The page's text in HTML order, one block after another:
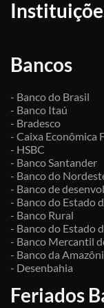
Bancos
- Banco do Brasil
- Banco Itaú
- Bradesco
- Caixa Econômica
- HSBC
- Banco Santander
- Banco do
- Banco de
- Banco do Estado
- Banco Rural
- Banco do Estado
- Banco Mercantil
- Banco da
- Desenbahia
Feriados